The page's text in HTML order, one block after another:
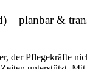
– planbar &
der Pflegekräfte